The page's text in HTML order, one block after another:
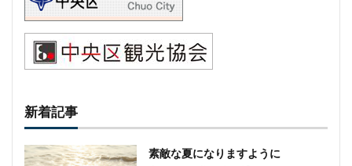
新着記事
素敵な夏になりますように